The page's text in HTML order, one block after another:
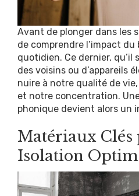
Avant de plonger dans les
de comprendre l’impact
quotidien. Ce dernier, qu’il
des voisins ou d’appareils
nuire à notre qualité de
et notre concentration.
phonique devient alors un
Matériaux Clés
Isolation